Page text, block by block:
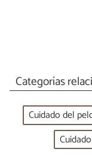
Categorías
Cuidado del